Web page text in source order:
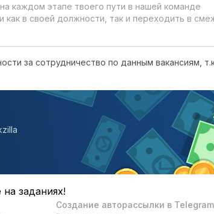
каждом этапе твоего пути в нашей команде
как в своей должности, так и переходить в
за сотрудничество по данным вакансиям,
заданиях!
Создание авторассылки в Telegram